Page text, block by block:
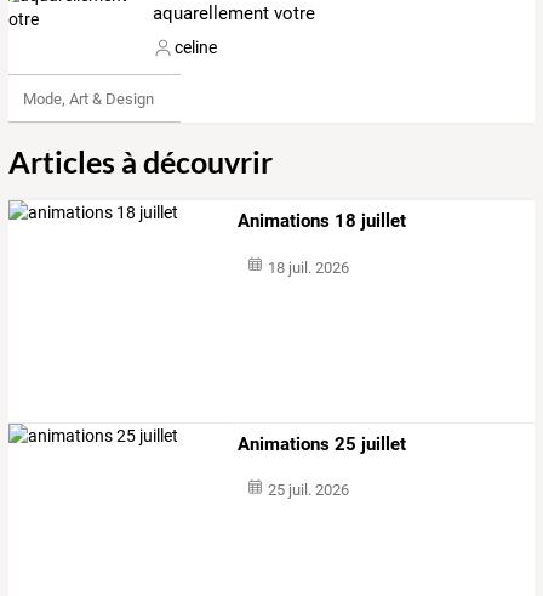
aquarellement votre
celine
Mode, Art & Design
Articles à découvrir
Animations 18 juillet
18 juil. 2026
Animations 25 juillet
25 juil. 2026